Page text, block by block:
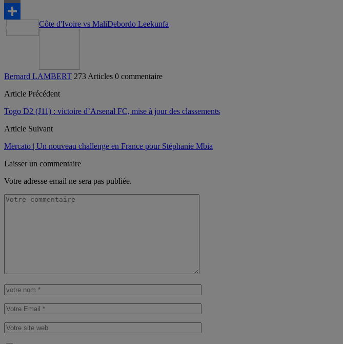
Email
Partager
Côte d'Ivoire vs MaliDebordo Leekunfa
Bernard LAMBERT 273 Articles 0 commentaire
Article Précédent
Togo D2 (J11) : victoire d’Arsenal FC, mise à jour des classements
Article Suivant
Mercato | Un nouveau challenge en France pour Stéphanie Mbia
Laisser un commentaire
Votre adresse email ne sera pas publiée.